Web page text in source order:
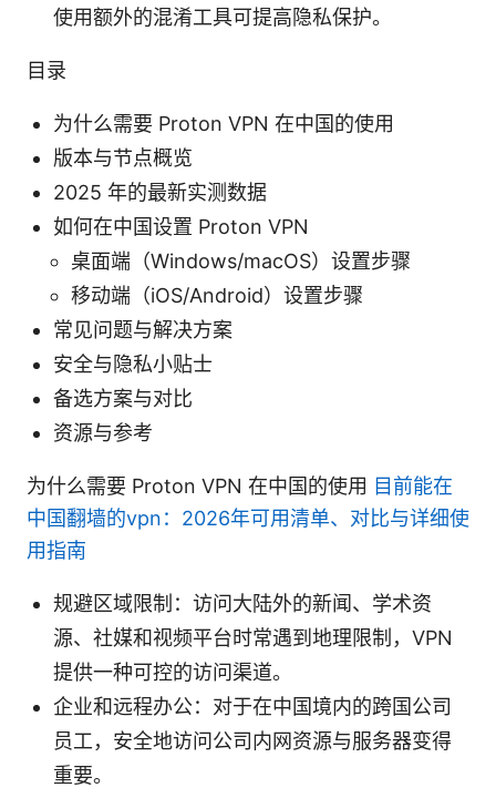
使用额外的混淆工具可提高隐私保护。
目录
为什么需要 Proton VPN 在中国的使用
版本与节点概览
2025 年的最新实测数据
如何在中国设置 Proton VPN
桌面端（Windows/macOS）设置步骤
移动端（iOS/Android）设置步骤
常见问题与解决方案
安全与隐私小贴士
备选方案与对比
资源与参考
为什么需要 Proton VPN 在中国的使用 目前能在
中国翻墙的vpn：2026年可用清单、对比与详细使
用指南
规避区域限制：访问大陆外的新闻、学术资
源、社媒和视频平台时常遇到地理限制，VPN
提供一种可控的访问渠道。
企业和远程办公：对于在中国境内的跨国公司
员工，安全地访问公司内网资源与服务器变得
重要。